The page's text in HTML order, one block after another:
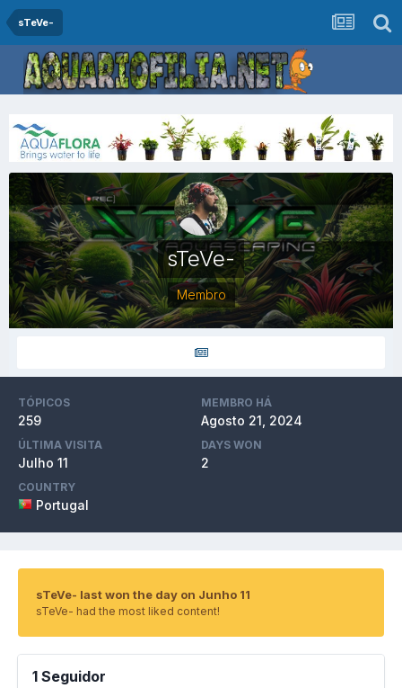
sTeVe-
sTeVe-
Membro
TÓPICOS
259
MEMBRO HÁ
Agosto 21, 2024
ÚLTIMA VISITA
Julho 11
DAYS WON
2
COUNTRY
Portugal
sTeVe- last won the day on Junho 11
sTeVe- had the most liked content!
1 Seguidor